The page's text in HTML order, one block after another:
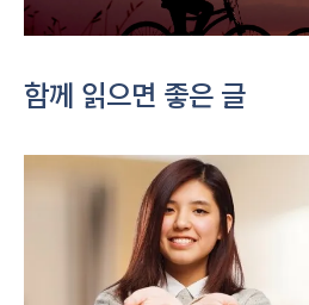
함께 읽으면 좋은 글